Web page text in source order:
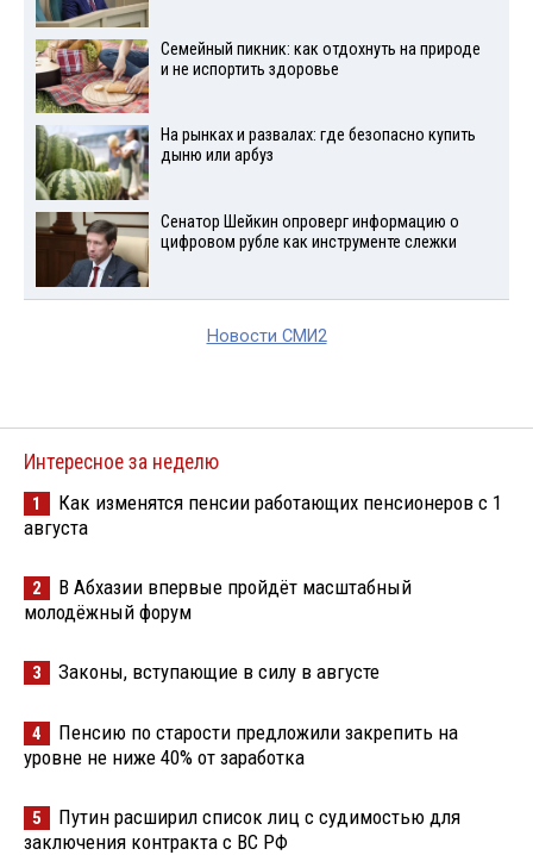
Семейный пикник: как отдохнуть на природе
и не испортить здоровье
На рынках и развалах: где безопасно купить
дыню или арбуз
Сенатор Шейкин опроверг информацию о
цифровом рубле как инструменте слежки
Новости СМИ2
Интересное за неделю
1
Как изменятся пенсии работающих пенсионеров с 1
августа
2
В Абхазии впервые пройдёт масштабный
молодёжный форум
3 Законы, вступающие в силу в августе
4
Пенсию по старости предложили закрепить на
уровне не ниже 40% от заработка
5
Путин расширил список лиц с судимостью для
заключения контракта с ВС РФ